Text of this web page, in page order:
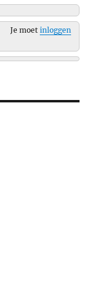
Je moet inloggen